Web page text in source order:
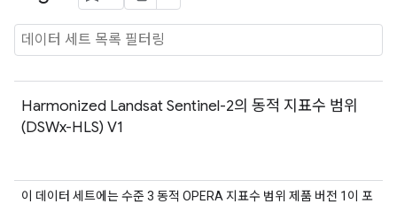
Harmonized Landsat Sentinel-2의 동적 지표수 범위
(DSWx-HLS) V1
이 데이터 세트에는 수준 3 동적 OPERA 지표수 범위 제품 버전 1이 포